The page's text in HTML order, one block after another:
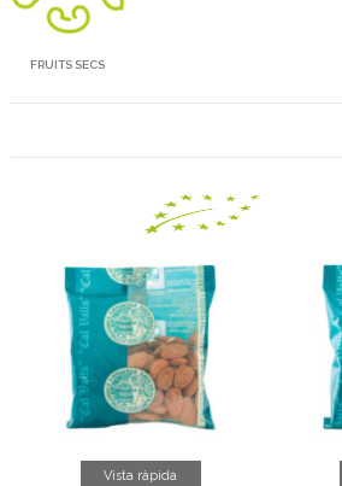
FRUITS SECS
Vista ràpida